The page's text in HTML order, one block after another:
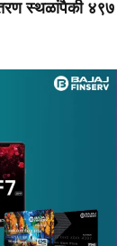
स्थळांपैकी ४९७